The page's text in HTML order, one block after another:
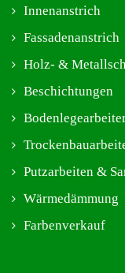
Innenanstrich
Fassadenanstrich
Holz- &
Beschichtungen
Putzarbeiten &
Wärmedämmung
Farbenverkauf